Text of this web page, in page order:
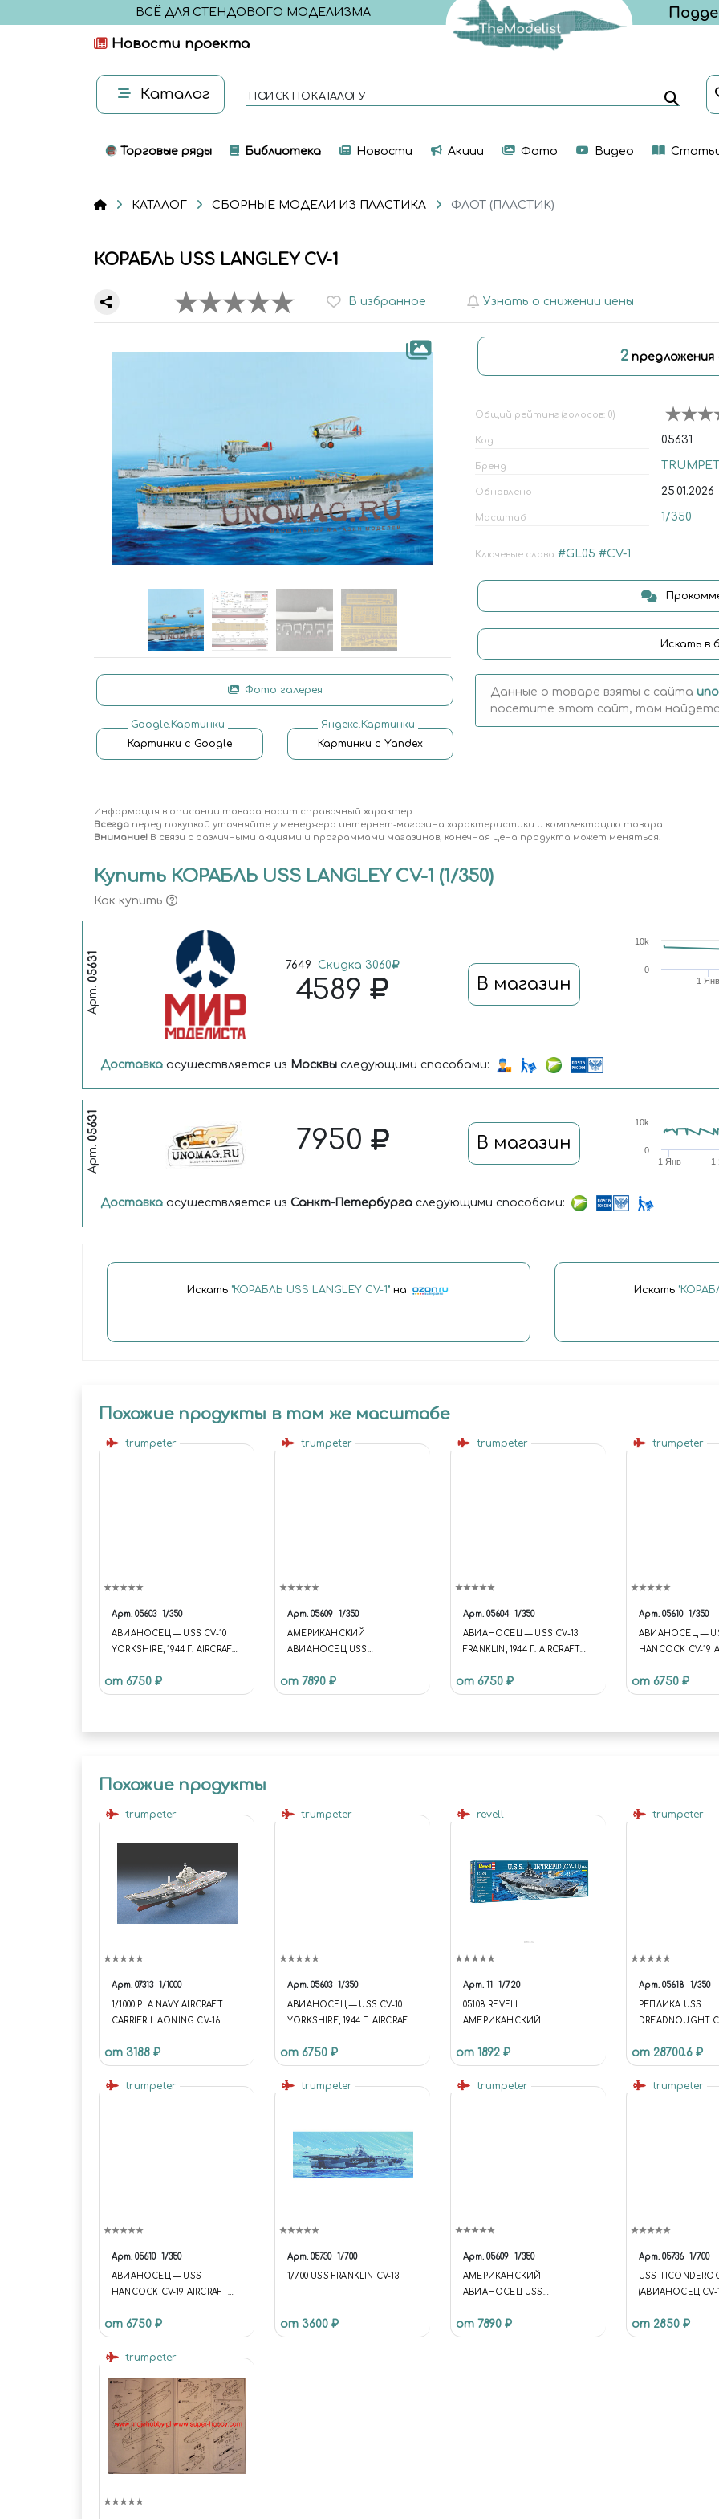
ВСЁ ДЛЯ СТЕНДОВОГО МОДЕЛИЗМА
Новости проекта
Каталог ПОИСК ПО КАТАЛОГУ
Торговые ряды Библиотека Новости Акции Фото Видео
КАТАЛОГ СБОРНЫЕ МОДЕЛИ ИЗ ПЛАСТИКА ФЛОТ (ПЛАСТИК)
КОРАБЛЬ USS LANGLEY CV-1
В избранное Узнать о снижении цены
Фото галерея
Google.Картинки
Картинки с Google
Яндекс.Картинки
Картинки с Yandex
2
Общий рейтинг (голосов: 0)
Код 05631
Бренд
Обновлено 25.01.2026
Масштаб 1/350
Ключевые слова #GL05 #CV-1
Искать в
Данные о товаре взяты с сайта
посетите этот сайт, там
Информация в описании товара носит справочный характер.
Всегда перед покупкой уточняйте у менеджера интернет-магазина характеристики и комплектацию товара.
Внимание! В связи с различными акциями и программами магазинов, конечная цена продукта может меняться.
Купить КОРАБЛЬ USS LANGLEY CV-1 (1/350)
Как купить
Арт.
05631 7649 Скидка 3060
4589 В магазин 1 Янв
0
10k
Доставка осуществляется из Москвы следующими способами:
Арт.
05631 7950 В магазин
1 Янв 1
0
10k
Доставка осуществляется из Санкт-Петербурга следующими способами:
Искать "КОРАБЛЬ USS LANGLEY CV-1"на Искать
Похожие продукты в том же масштабе
trumpeter
Арт. 05603 1/350
АВИАНОСЕЦ — USS CV-10
YORKSHIRE, 1944 Г. AIRCRAFT
YORKSHIRE 1944
от 6750 ₽
trumpeter
Арт. 05609 1/350
АМЕРИКАНСКИЙ
АВИАНОСЕЦ USS
от 7890 ₽
trumpeter
Арт. 05604 1/350
АВИАНОСЕЦ — USS CV-13
FRANKLIN, 1944 Г. AIRCRAFT
FRANKLIN 1944
от 6750 ₽
trumpeter
Арт. 05610 1/350
АВИАНОСЕЦ —
HANCOCK CV-19
19
от 6750 ₽
Похожие продукты
trumpeter
Арт. 07313 1/1000
1/1000 PLA NAVY AIRCRAFT
CARRIER LIAONING CV-16
от 3188 ₽
trumpeter
Арт. 05603 1/350
АВИАНОСЕЦ — USS CV-10
YORKSHIRE, 1944 Г. AIRCRAFT
YORKSHIRE 1944
от 6750 ₽
revell
Арт. 11 1/720
05108 REVELL
АМЕРИКАНСКИЙ
11)
от 1892 ₽
trumpeter
Арт. 05618 1/350
РЕПЛИКА USS
DREADNOUGHT
REPLICA
от 28700.6 ₽
trumpeter
Арт. 05610 1/350
АВИАНОСЕЦ — USS
HANCOCK CV-19 AIRCRAFT
19
от 6750 ₽
trumpeter
Арт. 05730 1/700
1/700 USS FRANKLIN CV-13
от 3600 ₽
trumpeter
Арт. 05609 1/350
АМЕРИКАНСКИЙ
АВИАНОСЕЦ USS
от 7890 ₽
trumpeter
Арт. 05736 1/700
USS
(АВИАНОСЕЦ CV-
от 2850 ₽
trumpeter